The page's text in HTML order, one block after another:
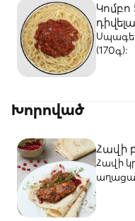
(170գ)։
Խորոված
Հավի
Հավի